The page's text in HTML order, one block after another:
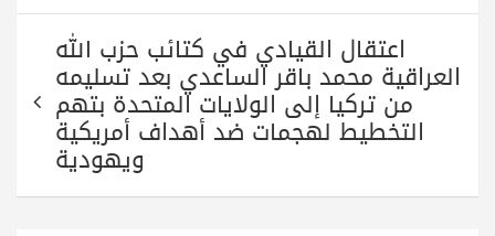
اعتقال القيادي في كتائب حزب الله
العراقية محمد باقر الساعدي بعد تسليمه
من تركيا إلى الولايات المتحدة بتهم
التخطيط لهجمات ضد أهداف أمريكية
ويهودية